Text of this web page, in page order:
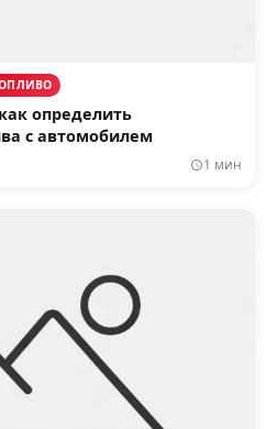
определить
с автомобилем
1 мин